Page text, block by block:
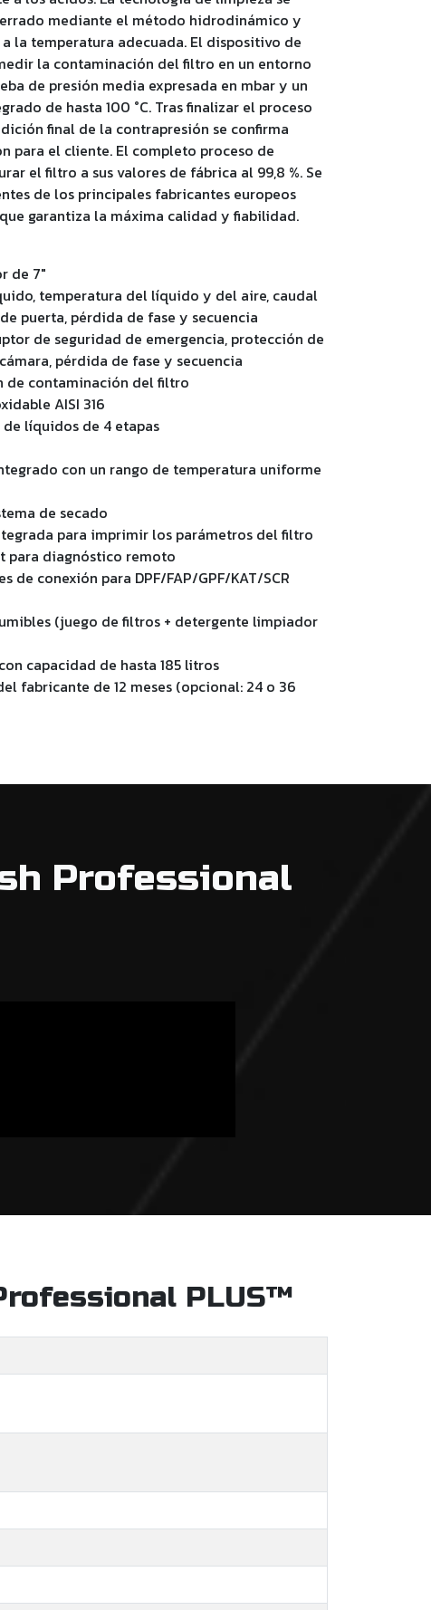
mediante el método hidrodinámico y
la temperatura adecuada. El dispositivo de
la contaminación del filtro en un entorno
de presión media expresada en mbar y un
de hasta 100 °C. Tras finalizar el proceso
final de la contrapresión se confirma
para el cliente. El completo proceso de
el filtro a sus valores de fábrica al 99,8 %. Se
de los principales fabricantes europeos
garantiza la máxima calidad y fiabilidad.
de 7″
temperatura del líquido y del aire, caudal
puerta, pérdida de fase y secuencia
de seguridad de emergencia, protección de
pérdida de fase y secuencia
de contaminación del filtro
AISI 316
líquidos de 4 etapas
con un rango de temperatura uniforme
de secado
para imprimir los parámetros del filtro
para diagnóstico remoto
de conexión para DPF/FAP/GPF/KAT/SCR
(juego de filtros + detergente limpiador
capacidad de hasta 185 litros
fabricante de 12 meses (opcional: 24 o 36
Professional
PLUS™